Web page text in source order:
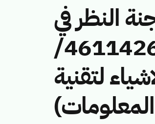
النظر في
مخالفات نظام الاتصالات وتقنية المعلومات رقم (46114265/
لتقنية
المعلومات)